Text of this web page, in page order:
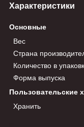
Характеристики
Основные
Вес
Страна
Количество в
Форма выпуска
Пользовательские
Хранить